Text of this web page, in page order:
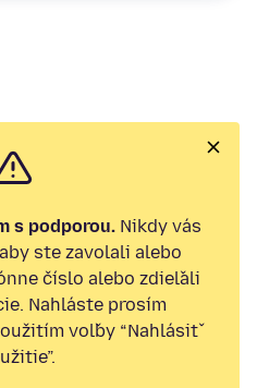
s podporou. Nikdy vás
ste zavolali alebo
číslo alebo zdieľali
Nahláste prosím
voľby “Nahlásiť